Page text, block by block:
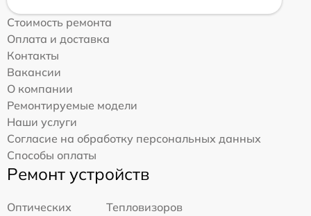
Стоимость ремонта
Оплата и доставка
Контакты
Вакансии
О компании
Ремонтируемые модели
Наши услуги
Согласие на обработку персональных данных
Способы оплаты
Ремонт устройств
Оптических
Тепловизоров